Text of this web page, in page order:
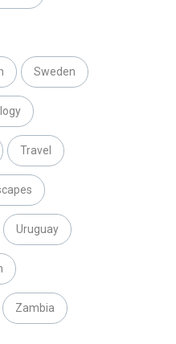
Sweden
Travel
Uruguay
Zambia